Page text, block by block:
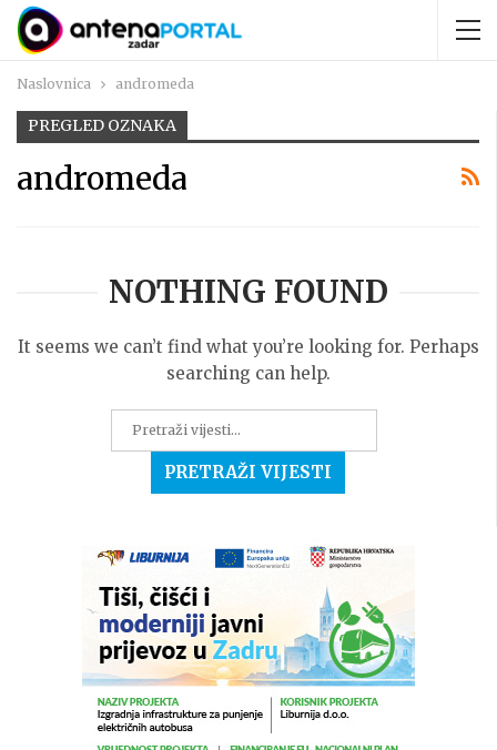
Naslovnica andromeda
PREGLED OZNAKA
andromeda
NOTHING FOUND
It seems we can’t find what you’re looking for. Perhaps
searching can help.